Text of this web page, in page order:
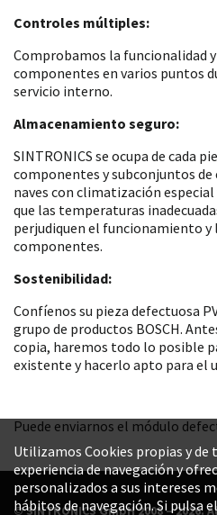
Controles múltiples:
Comprobamos la funcionalidad y
componentes en varios puntos
servicio interno.
Almacenamiento seguro:
SINTRONICS se ocupa de cada
componentes y subconjuntos
naves con climatización
que las temperaturas
perjudiquen el funcionamiento y
componentes.
Sostenibilidad:
Confíenos su pieza defectuosa
grupo de productos BOSCH.
copia, haremos todo lo posible
existente y hacerlo apto para el
Puede enviarnos el módulo
© SINTRONICS GmbH 2008 –
Utilizamos Cookies propias y de
experiencia de navegación y
personalizados a sus intereses
hábitos de navegación. Si pulsa